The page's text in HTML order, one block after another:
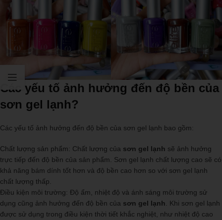
Các yếu tố ảnh hưởng đến độ bền của
sơn gel lạnh?
Các yếu tố ảnh hưởng đến độ bền của sơn gel lạnh bao gồm:
Chất lượng sản phẩm: Chất lượng của sơn gel lạnh sẽ ảnh hưởng
trực tiếp đến độ bền của sản phẩm. Sơn gel lạnh chất lượng cao sẽ có
khả năng bám dính tốt hơn và độ bền cao hơn so với sơn gel lạnh
chất lượng thấp.
Điều kiện môi trường: Độ ẩm, nhiệt độ và ánh sáng môi trường sử
dụng cũng ảnh hưởng đến độ bền của sơn gel lạnh . Khi sơn gel lạnh
được sử dụng trong điều kiện thời tiết khắc nghiệt, như nhiệt độ cao